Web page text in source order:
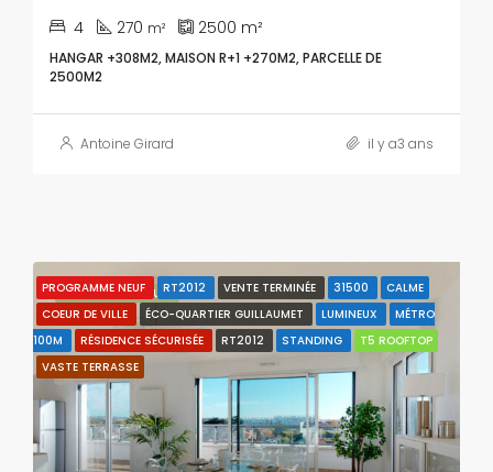
4 270 m² 2500 m²
HANGAR +308M2, MAISON R+1 +270M2, PARCELLE DE
2500M2
Antoine Girard il y a3 ans
CARACTÉRISTIQUES
PROGRAMME NEUF RT2012 VENTE TERMINÉE 31500
CALME
COEUR DE VILLE
ÉCO-QUARTIER GUILLAUMET LUMINEUX
MÉTRO
100M
RÉSIDENCE SÉCURISÉE RT2012 STANDING
T5 ROOFTOP
VASTE TERRASSE